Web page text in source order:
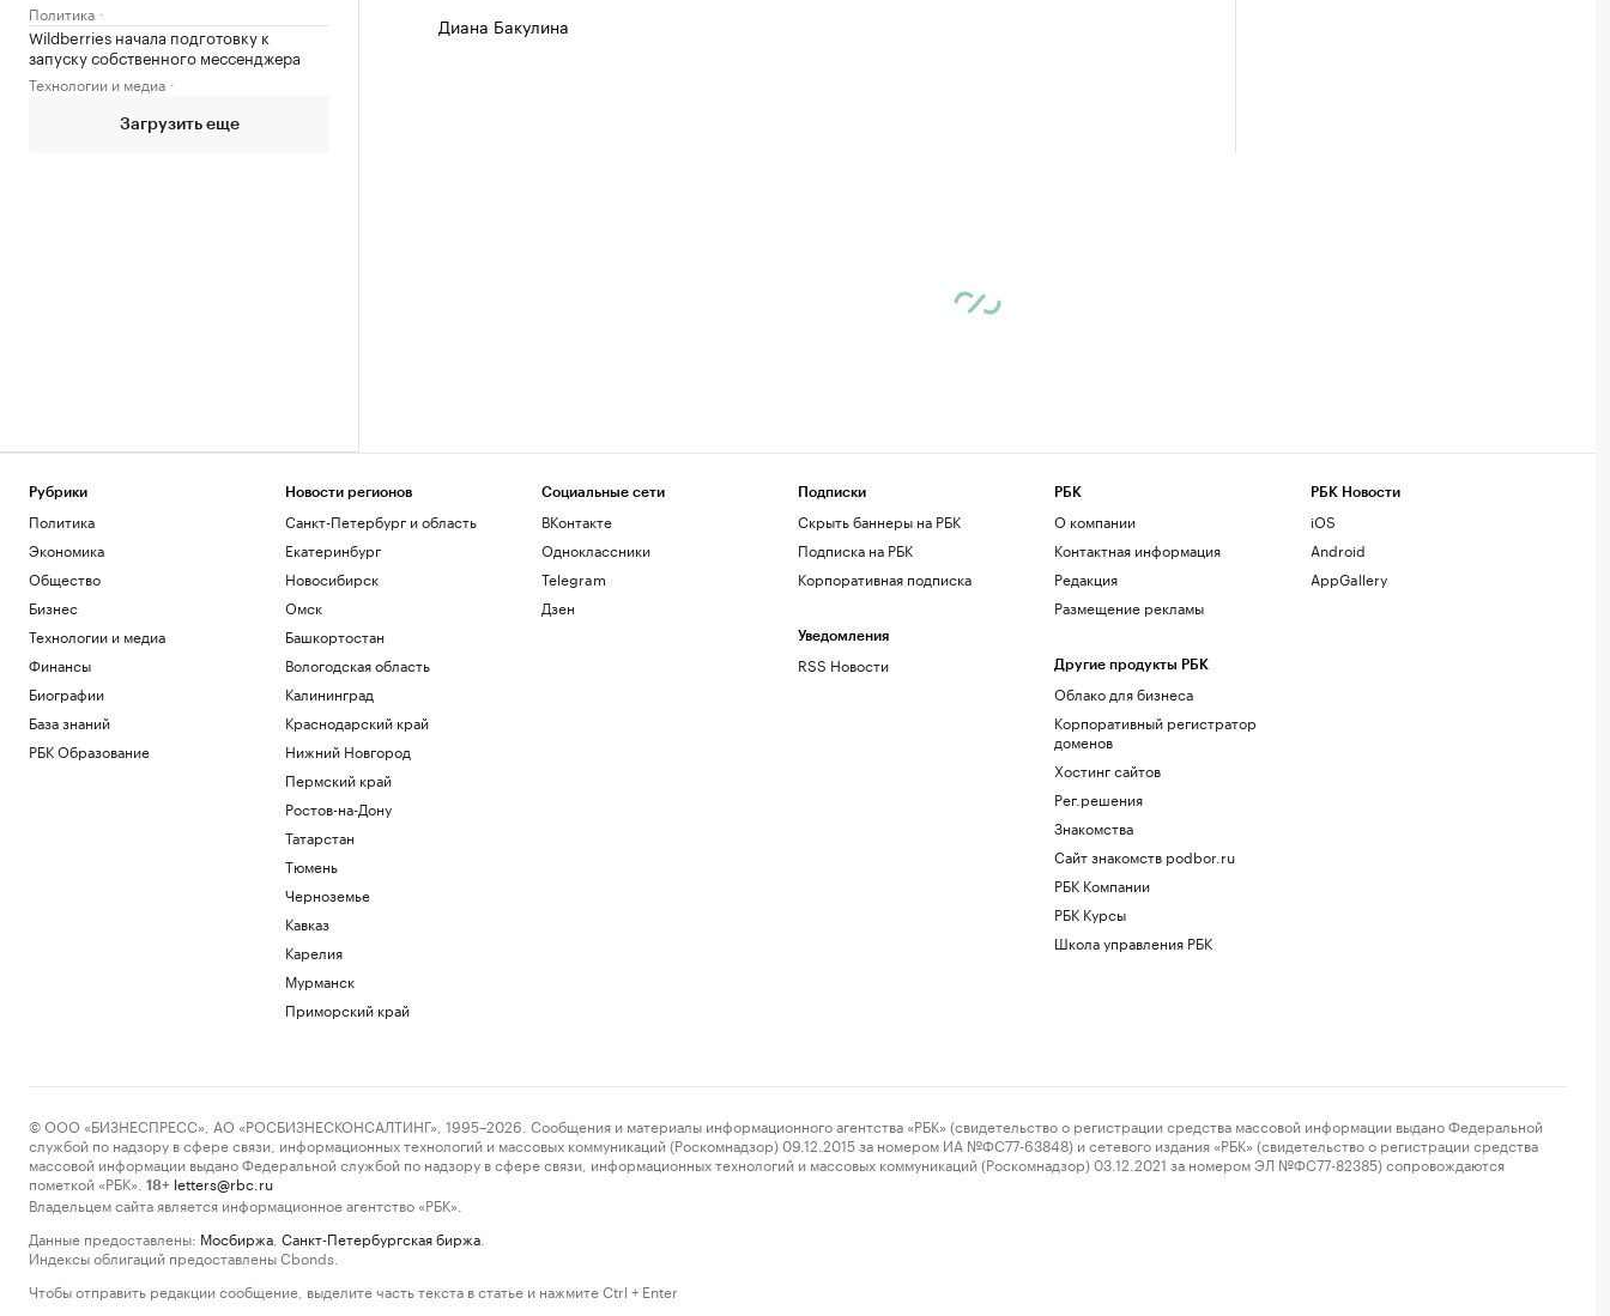
Политика
Wildberries начала подготовку к
запуску собственного мессенджера
Технологии и медиа
Загрузить еще
Диана Бакулина
Рубрики
Политика
Экономика
Общество
Бизнес
Технологии и медиа
Финансы
Биографии
База знаний
РБК Образование
Новости регионов
Санкт-Петербург и область
Екатеринбург
Новосибирск
Омск
Башкортостан
Вологодская область
Калининград
Краснодарский край
Нижний Новгород
Пермский край
Ростов-на-Дону
Татарстан
Тюмень
Черноземье
Кавказ
Карелия
Мурманск
Приморский край
Социальные сети
ВКонтакте
Одноклассники
Telegram
Дзен
Подписки
Скрыть баннеры на РБК
Подписка на РБК
Корпоративная подписка
Уведомления
RSS Новости
РБК
О компании
Контактная информация
Редакция
Размещение рекламы
Другие продукты РБК
Облако для бизнеса
Корпоративный регистратор
доменов
Хостинг сайтов
Рег.решения
Знакомства
Сайт знакомств podbor.ru
РБК Компании
РБК Курсы
Школа управления РБК
РБК Новости
iOS
Android
AppGallery
© ООО «БИЗНЕСПРЕСС», АО «РОСБИЗНЕСКОНСАЛТИНГ», 1995–2026. Сообщения и материалы информационного агентства «РБК» (свидетельство о регистрации средства массовой информации выдано Федеральной
службой по надзору в сфере связи, информационных технологий и массовых коммуникаций (Роскомнадзор) 09.12.2015 за номером ИА №ФС77-63848) и сетевого издания «РБК» (свидетельство о регистрации средства
массовой информации выдано Федеральной службой по надзору в сфере связи, информационных технологий и массовых коммуникаций (Роскомнадзор) 03.12.2021 за номером ЭЛ №ФС77-82385) сопровождаются
пометкой «РБК».
18+ letters@rbc.ru
Владельцем сайта является информационное агентство «РБК».
Данные предоставлены: Мосбиржа Санкт-Петербургская биржа
Индексы облигаций предоставлены Cbonds.
Чтобы отправить редакции сообщение, выделите часть текста в статье и нажмите Ctrl + Enter